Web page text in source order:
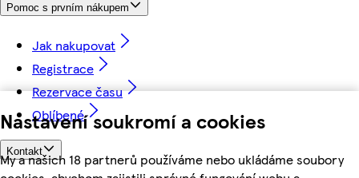
Nastavení soukromí a cookies
My a našich 18 partnerů používáme nebo ukládáme soubory
Pomoc s prvním nákupem
Jak nakupovat
Registrace
Rezervace času
Oblíbené
Kontakt